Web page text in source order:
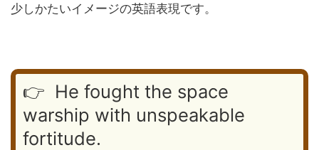
少しかたいイメージの英語表現です。
👉 He fought the space
warship with unspeakable
fortitude.